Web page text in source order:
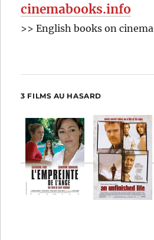
cinemabooks.info
>> English books on cinema
3 FILMS AU HASARD